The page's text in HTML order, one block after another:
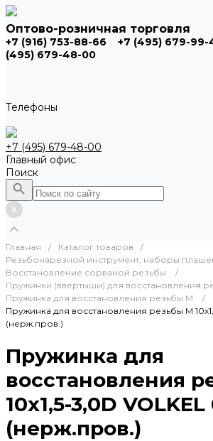
Оптово-розничная торговля
+7 (916) 753-88-66 +7 (495) 679-99-
(495) 679-48-00
Телефоны
+7 (495) 679-48-00
Главный офис
Поиск
Главная / Каталог товаров
/
Резьбонарезной инструмент, наборы
Восстановление сорваной резьбы
/
Пружинки (ввертыши) для восстановления
Пружинка для восстановления резьбы M
/
Пружинка для восстановления резьбы M
(нерж.пров.)
Пружинка для
восстановления
10х1,5-3,0D VOLKEL
(нерж.пров.)